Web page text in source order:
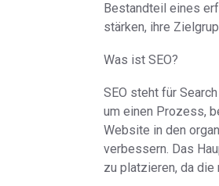
Bestandteil eines
stärken, ihre
Was ist SEO?
SEO steht für
um einen Prozess,
Website in den
verbessern. Das
zu platzieren, da